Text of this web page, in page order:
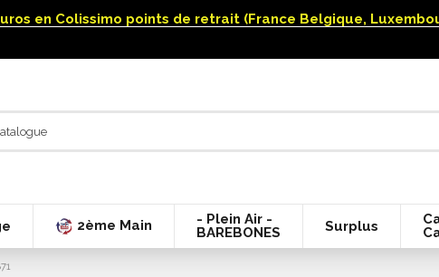
en Colissimo points de retrait (France Belgique,
2ème Main
- Plein Air -
BAREBONES
Surplus